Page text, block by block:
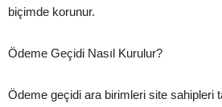
biçimde korunur.
Ödeme Geçidi Nasıl Kurulur?
Ödeme geçidi ara birimleri site sahipleri